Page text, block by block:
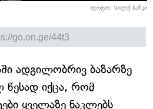
ფოტო: სილქ ბანკი
ადგილობრივ ბაზარზე
იქცა, რომ
ყველაზე ნაკლებს